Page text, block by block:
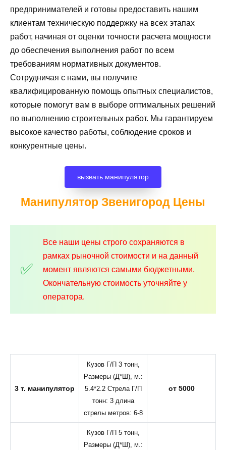
предпринимателей и готовы предоставить нашим
клиентам техническую поддержку на всех этапах
работ, начиная от оценки точности расчета мощности
до обеспечения выполнения работ по всем
требованиям нормативных документов.
Сотрудничая с нами, вы получите
квалифицированную помощь опытных специалистов,
которые помогут вам в выборе оптимальных решений
по выполнению строительных работ. Мы гарантируем
высокое качество работы, соблюдение сроков и
конкурентные цены.
вызвать манипулятор
Манипулятор Звенигород Цены
Все наши цены строго сохраняются в
рамках рыночной стоимости и на данный
момент являются самыми бюджетными.
Окончательную стоимость уточняйте у
оператора.
3 т. манипулятор
Кузов Г/П 3 тонн,
Размеры (Д*Ш), м.:
5.4*2.2 Стрела Г/П
тонн: 3 длина
стрелы метров: 6-8
от 5000
Кузов Г/П 5 тонн,
Размеры (Д*Ш), м.: